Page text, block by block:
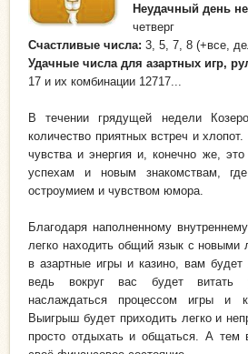
Неудачный день
четверг
Счастливые числа: 3, 5, 7, 8 (+все,
Удачные числа для азартных игр,
17 и их комбинации 12717...
В течении грядущей недели
количество приятных встреч и
чувства и энергия и, конечно же,
успехам и новым знакомствам,
остроумием и чувством юмора.
Благодаря наполненному
легко находить общий язык с
в азартные игры и казино, вам будет
ведь вокруг вас будет витать
наслаждаться процессом игры и
Выигрыш будет приходить легко и
просто отдыхать и общаться. А тем